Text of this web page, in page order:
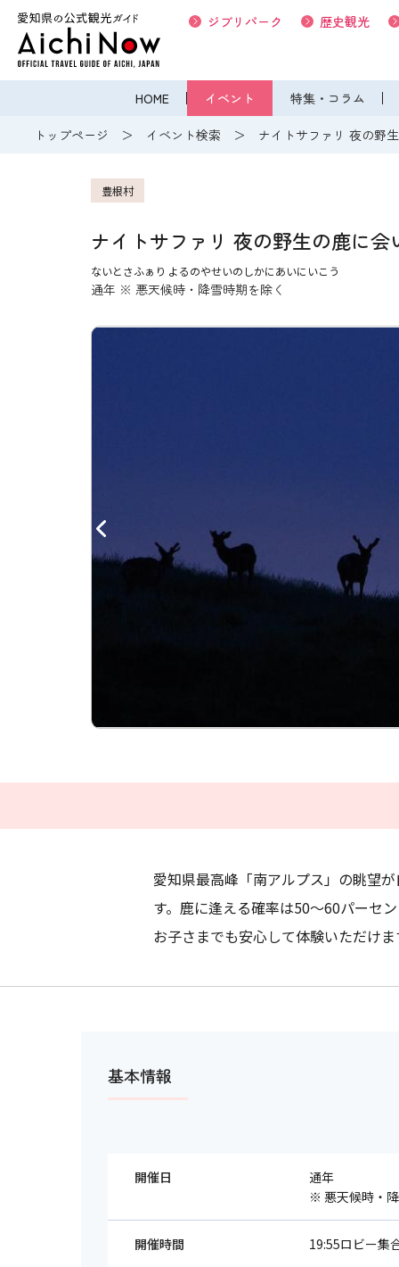
HOME イベント 特集・コラム
ジブリパーク 歴史観光
トップページ イベント検索 ナイトサファリ 夜の野
豊根村
ナイトサファリ 夜の野生の鹿に会
ないとさふぁり よるのやせいのしかにあいにいこう
通年 ※ 悪天候時・降雪時期を除く
愛知県最高峰「南アルプス」の眺望
す。鹿に逢える確率は50～60パーセ
お子さまでも安心して体験いただけま
基本情報
開催日
通年
※ 悪天候時・
開催時間 19:55ロビー集